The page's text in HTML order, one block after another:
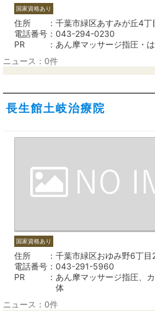
国家資格あり
住所
千葉市緑区あすみが丘4
電話番号
043-294-0230
PR
あん摩マッサージ指圧・
ニュース：0件
長生館土岐治療院
国家資格あり
住所
千葉市緑区おゆみ野6丁
電話番号
043-291-5960
PR
あん摩マッサージ指圧、
体
ニュース：0件